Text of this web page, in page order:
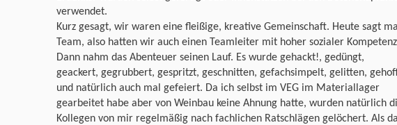
verwendet.
Kurz gesagt, wir waren eine fleißige, kreative Gemeinschaft. Heute sagt
Team, also hatten wir auch einen Teamleiter mit hoher sozialer
Dann nahm das Abenteuer seinen Lauf. Es wurde gehackt!, gedüngt,
geackert, gegrubbert, gespritzt, geschnitten, gefachsimpelt, gelitten,
und natürlich auch mal gefeiert. Da ich selbst im VEG im Materiallager
gearbeitet habe aber von Weinbau keine Ahnung hatte, wurden natürlich
Kollegen von mir regelmäßig nach fachlichen Ratschlägen gelöchert. Als da